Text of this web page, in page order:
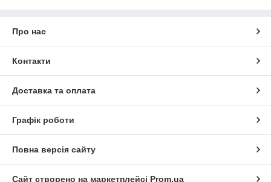
Про нас
Контакти
Доставка та оплата
Графік роботи
Повна версія сайту
Сайт створено на маркетплейсі Prom.ua